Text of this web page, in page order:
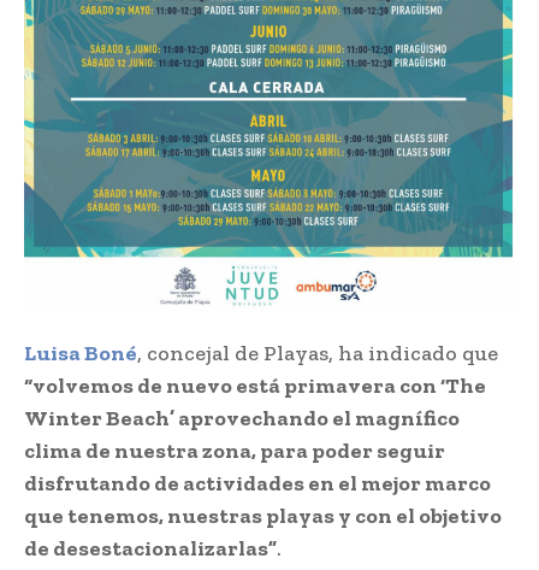
Luisa Boné, concejal de Playas, ha indicado que
“volvemos de nuevo está primavera con ‘The
Winter Beach’ aprovechando el magnífico
clima de nuestra zona, para poder seguir
disfrutando de actividades en el mejor marco
que tenemos, nuestras playas y con el objetivo
de desestacionalizarlas”.